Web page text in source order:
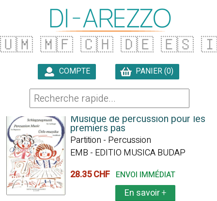
🇺🇲 🇲🇫 🇨🇭 🇩🇪 🇪🇸
COMPTE PANIER (0)
20 ARTICLES TROUVÉS
Musique de percussion pour les
premiers pas
Partition - Percussion
EMB - EDITIO MUSICA BUDAP
28.35 CHF ENVOI IMMÉDIAT
En savoir+